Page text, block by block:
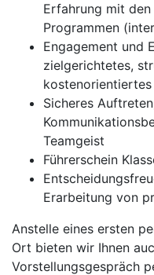
Erfahrung mit
Programmen
Engagement und
zielgerichtetes,
Sicheres
Teamgeist
Führerschein
Erarbeitung von
Anstelle eines ersten
Ort bieten wir Ihnen
Vorstellungsgespräch